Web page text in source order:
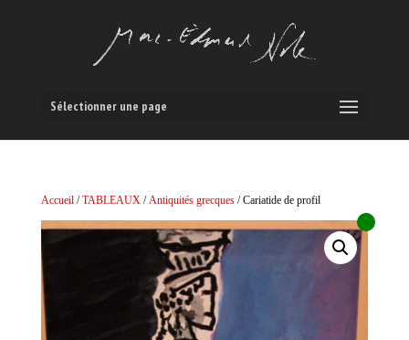
Sélectionner une page
Accueil/TABLEAUX/Antiquités grecques/ Cariatide de profil